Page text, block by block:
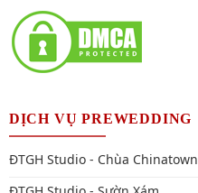
DỊCH VỤ PREWEDDING
ĐTGH Studio - Chùa Chinatown